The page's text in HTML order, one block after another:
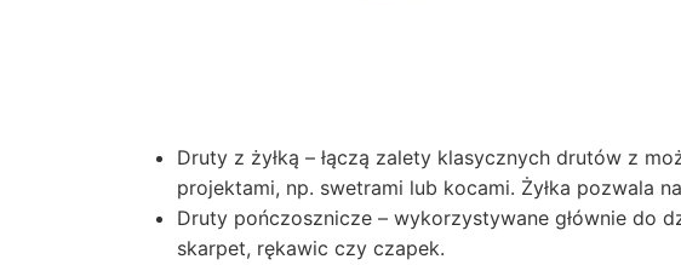
Druty z żyłką – łączą zalety klasycznych drutów z
projektami, np. swetrami lub kocami. Żyłka pozwala
Druty pończosznicze – wykorzystywane głównie do
skarpet, rękawic czy czapek.